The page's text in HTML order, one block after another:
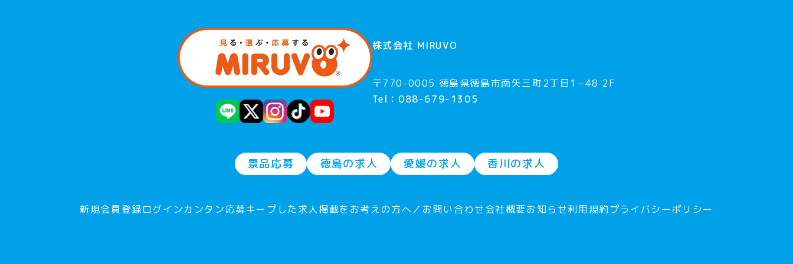
株式会社 MIRUVO
〒770-0005 徳島県徳島市南矢三町2丁目1−48 2F
Tel：088-679-1305
景品応募 徳島の求人 愛媛の求人 香川の求人
新規会員登録ログインカンタン応募キープした求人掲載をお考えの方へ／お問い合わせ会社概要お知らせ利用規約プライバシーポリシー